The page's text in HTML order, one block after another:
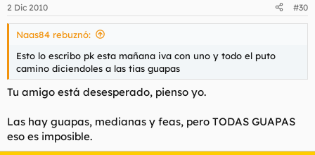
2 Dic 2010 #30
Naas84 rebuznó:
Esto lo escribo pk esta mañana iva con uno y todo el puto
camino diciendoles a las tias guapas
Tu amigo está desesperado, pienso yo.
Las hay guapas, medianas y feas, pero TODAS GUAPAS
eso es imposible.